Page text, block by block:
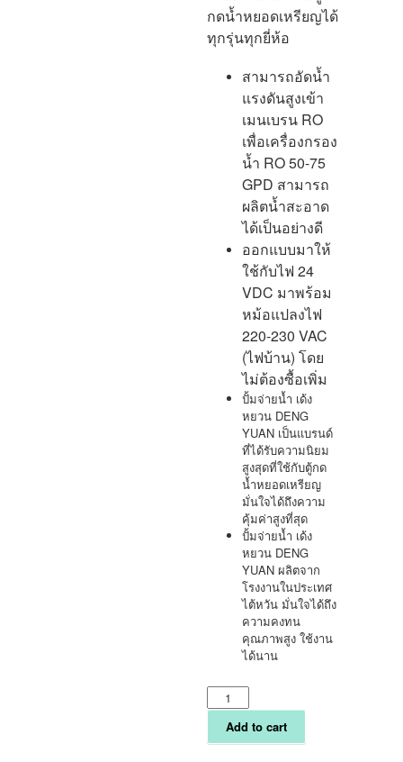
กดน้ำหยอดเหรียญได้
ทุกรุ่นทุกยี่ห้อ
สามารถอัดน้ำ
แรงดันสูงเข้า
เมนเบรน RO
เพื่อเครื่องกรอง
น้ำ RO 50-75
GPD สามารถ
ผลิตน้ำสะอาด
ได้เป็นอย่างดี
ออกแบบมาให้
ใช้กับไฟ 24
VDC มาพร้อม
หม้อแปลงไฟ
220-230 VAC
(ไฟบ้าน) โดย
ไม่ต้องซื้อเพิ่ม
ปั้มจ่ายน้ำ เด้ง
หยวน DENG
YUAN เป็นแบรนด์
ที่ได้รับความนิยม
สูงสุดที่ใช้กับตู้กด
น้ำหยอดเหรียญ
มั่นใจได้ถึงความ
คุ้มค่าสูงที่สุด
ปั้มจ่ายน้ำ เด้ง
หยวน DENG
YUAN ผลิตจาก
โรงงานในประเทศ
ไต้หวัน มั่นใจได้ถึง
ความคงทน
คุณภาพสูง ใช้งาน
ได้นาน
ปั้
มอัด
ผลิต
น้ำ
Add to cart